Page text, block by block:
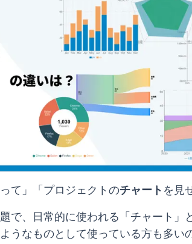
て」「プロジェクトのチャート を見
で、日常的に使われる「チャート」
うなものとして使っている方も多い